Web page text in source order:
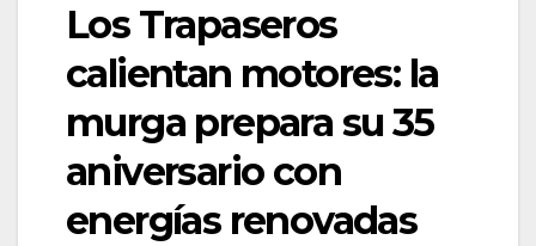
Los Trapaseros
calientan motores: la
murga prepara su 35
aniversario con
energías renovadas